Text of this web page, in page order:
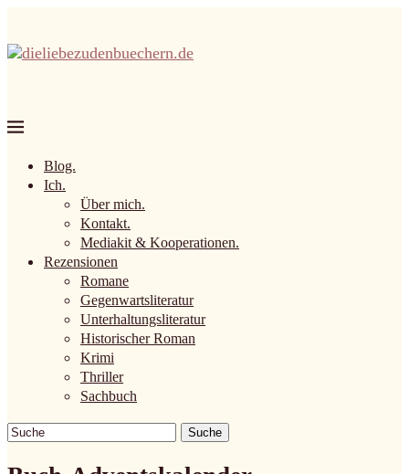
Blog.
Ich.
Über mich.
Kontakt.
Mediakit & Kooperationen.
Rezensionen
Romane
Gegenwartsliteratur
Unterhaltungsliteratur
Historischer Roman
Krimi
Thriller
Sachbuch
Suche